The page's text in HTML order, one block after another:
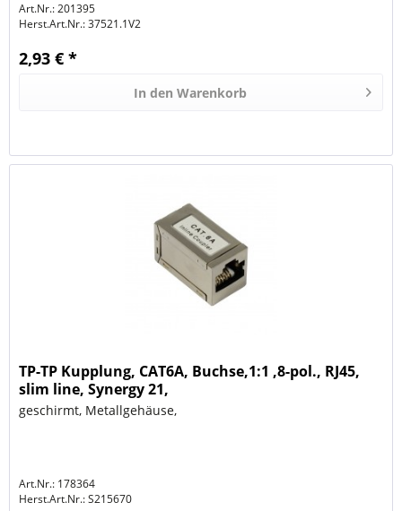
Art.Nr.: 201395
Herst.Art.Nr.:37521.1V2
2,93 € *
In den Warenkorb
TP-TP Kupplung, CAT6A, Buchse,1:1 ,8-pol., RJ45,
slim line, Synergy 21,
geschirmt, Metallgehäuse,
Art.Nr.: 178364
Herst.Art.Nr.:S215670